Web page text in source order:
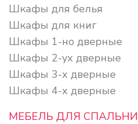
Шкафы для белья
Шкафы для книг
Шкафы 1-но дверные
Шкафы 2-ух дверные
Шкафы 3-х дверные
Шкафы 4-х дверные
МЕБЕЛЬ ДЛЯ СПАЛЬНИ